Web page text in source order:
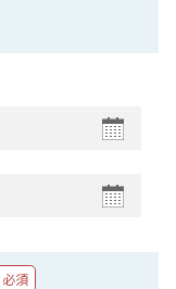
必須